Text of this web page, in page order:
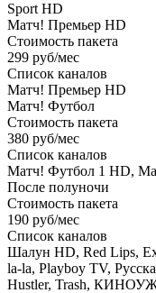
Sport HD
Матч! Премьер HD
Стоимость пакета
299 руб/мес
Список каналов
Матч! Премьер HD
Матч! Футбол
Стоимость пакета
380 руб/мес
Список каналов
Матч! Футбол 1 HD,
После полуночи
Стоимость пакета
190 руб/мес
Список каналов
Шалун HD, Red Lips,
la-la, Playboy TV,
Hustler, Trash,